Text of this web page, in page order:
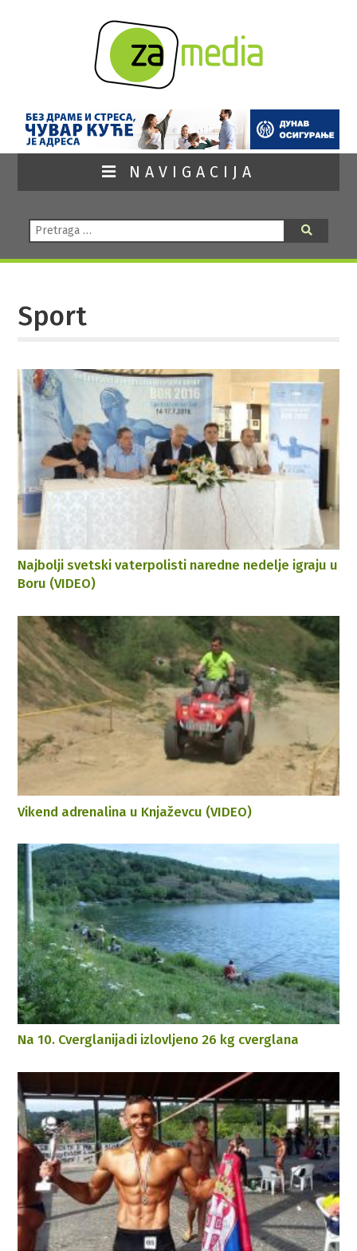
NAVIGACIJA
Pretraga:
Sport
Najbolji svetski vaterpolisti naredne nedelje igraju u
Boru (VIDEO)
Vikend adrenalina u Knjaževcu (VIDEO)
Na 10. Cverglanijadi izlovljeno 26 kg cverglana